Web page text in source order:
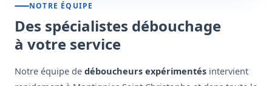
NOTRE ÉQUIPE
Des spécialistes débouchage
à votre service
Notre équipe de déboucheurs expérimentés intervient